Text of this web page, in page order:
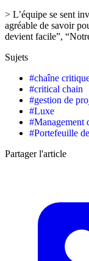
> L’équipe se sent
agréable de savoir
devient facile”,
Sujets
#chaîne
#critical chain
#gestion de
#Luxe
#Management
#Portefeuille
Partager l'article